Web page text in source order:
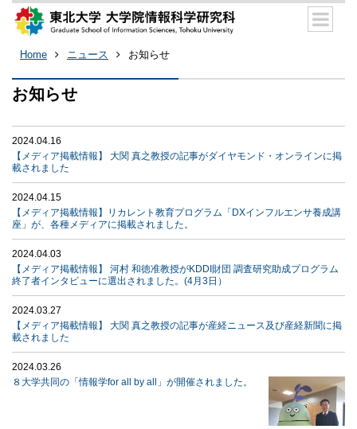
Home ニュース お知らせ
お知らせ
2024.04.16
【メディア掲載情報】 大関 真之教授の記事がダイヤモンド・オンラインに掲
載されました
2024.04.15
【メディア掲載情報】リカレント教育プログラム「DXインフルエンサ養成講
座」が、各種メディアに掲載されました。
2024.04.03
【メディア掲載情報】 河村 和徳准教授がKDDI財団 調査研究助成プログラム
終了者インタビューに選出されました。(4月3日）
2024.03.27
【メディア掲載情報】 大関 真之教授の記事が産経ニュース及び産経新聞に掲
載されました
2024.03.26
８大学共同の「情報学for all by all」が開催されました。